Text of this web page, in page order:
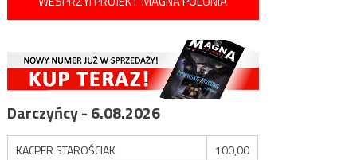
Darczyńcy - 6.08.2026
KACPER STAROŚCIAK
100,00